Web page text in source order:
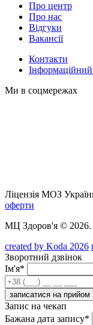
Про центр
Про нас
Відгуки
Вакансії
Контакти
Ми в соцмережах
Ліцензія МОЗ
оферти
МЦ Здоров'я © 2026.
created by Koda 2026
Зворотний дзвінок
Ім'я*
записатися на прийом
Запис на чекап
Бажана дата запису*